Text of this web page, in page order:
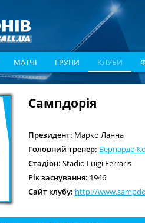
МАТЧІ ГРУПИ КЛУБИ
Сампдорія
Президент: Марко Ланна
Головний тренер: Бернардо
Стадіон: Stadio Luigi Ferraris
Рік заснування: 1946
Сайт клубу: http://